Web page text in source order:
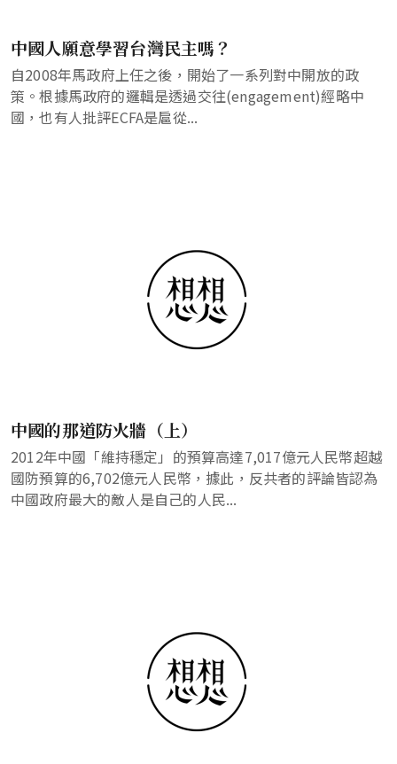
中國人願意學習台灣民主嗎？
自2008年馬政府上任之後，開始了一系列對中開放的政
策。根據馬政府的邏輯是透過交往(engagement)經略中
國，也有人批評ECFA是扈從...
中國的那道防火牆（上）
2012年中國「維持穩定」的預算高達7,017億元人民幣超越
國防預算的6,702億元人民幣，據此，反共者的評論皆認為
中國政府最大的敵人是自己的人民...